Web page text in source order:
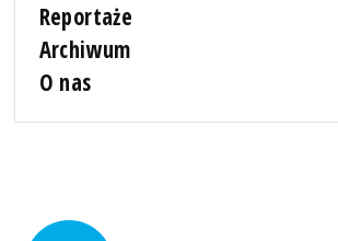
Reportaże
Archiwum
O nas